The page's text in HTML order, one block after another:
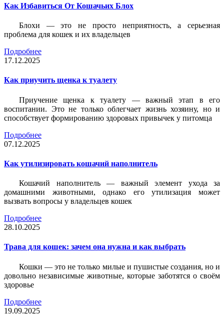
Как Избавиться От Кошачьих Блох
Блохи — это не просто неприятность, а серьезная
проблема для кошек и их владельцев
Подробнее
17.12.2025
Как приучить щенка к туалету
Приучение щенка к туалету — важный этап в его
воспитании. Это не только облегчает жизнь хозяину, но и
способствует формированию здоровых привычек у питомца
Подробнее
07.12.2025
Как утилизировать кошачий наполнитель
Кошачий наполнитель — важный элемент ухода за
домашними животными, однако его утилизация может
вызвать вопросы у владельцев кошек
Подробнее
28.10.2025
Трава для кошек: зачем она нужна и как выбрать
Кошки — это не только милые и пушистые создания, но и
довольно независимые животные, которые заботятся о своём
здоровье
Подробнее
19.09.2025